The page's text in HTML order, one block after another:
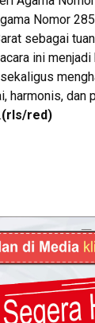
Nomor
sebagai
ini
harmonis, dan
(rls/red)